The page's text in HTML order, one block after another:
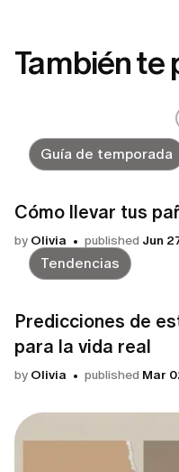
También te
Guía de temporada
Cómo llevar tus
by Olivia published Jun
Tendencias
Predicciones de
para la vida real
by Olivia published Mar